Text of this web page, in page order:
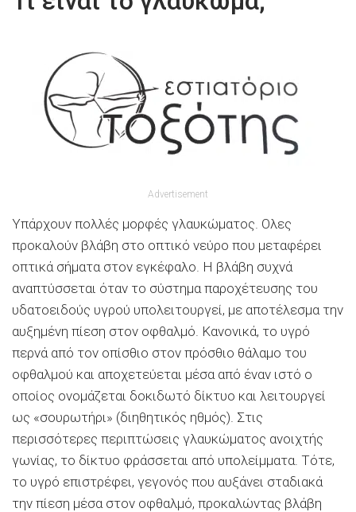
Advertisement
Υπάρχουν πολλές μορφές γλαυκώματος. Oλες
προκαλούν βλάβη στο οπτικό νεύρο που μεταφέρει
οπτικά σήματα στον εγκέφαλο. Η βλάβη συχνά
αναπτύσσεται όταν το σύστημα παροχέτευσης του
υδατοειδούς υγρού υπολειτουργεί, με αποτέλεσμα την
αυξημένη πίεση στον οφθαλμό. Κανονικά, το υγρό
περνά από τον οπίσθιο στον πρόσθιο θάλαμο του
οφθαλμού και αποχετεύεται μέσα από έναν ιστό ο
οποίος ονομάζεται δοκιδωτό δίκτυο και λειτουργεί
ως «σουρωτήρι» (διηθητικός ηθμός). Στις
περισσότερες περιπτώσεις γλαυκώματος ανοιχτής
γωνίας, το δίκτυο φράσσεται από υπολείμματα. Τότε,
το υγρό επιστρέφει, γεγονός που αυξάνει σταδιακά
την πίεση μέσα στον οφθαλμό, προκαλώντας βλάβη